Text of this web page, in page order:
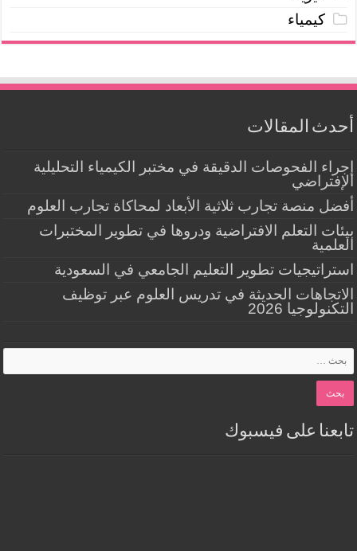
كيمياء
أحدث المقالات
إجراء الفحوصات الدقيقة في مختبر الكيمياء التحليلية
الإفتراضي
أفضل منصة تجارب ثلاثية الأبعاد لمحاكاة تجارب العلوم
بيئات التعلم الافتراضية ودروها في تطوير المختبرات
العلمية
استراتيجيات تطوير التعليم الجامعي في السعودية
الاتجاهات الحديثة في تدريس العلوم عبر توظيف
التكنولوجيا 2026
تابعنا على فيسبوك